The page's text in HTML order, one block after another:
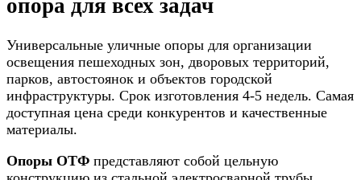
опора для всех задач
Универсальные уличные опоры для организации
освещения пешеходных зон, дворовых территорий,
парков, автостоянок и объектов городской
инфраструктуры. Срок изготовления 4-5 недель. Самая
доступная цена среди конкурентов и качественные
материалы.
Опоры ОТФ представляют собой цельную